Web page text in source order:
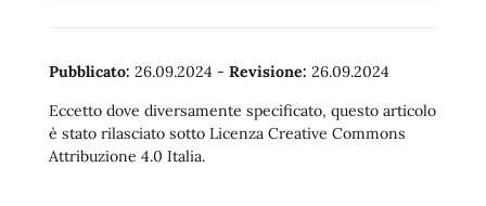
Pubblicato: 26.09.2024 - Revisione: 26.09.2024
Eccetto dove diversamente specificato, questo articolo
è stato rilasciato sotto Licenza Creative Commons
Attribuzione 4.0 Italia.